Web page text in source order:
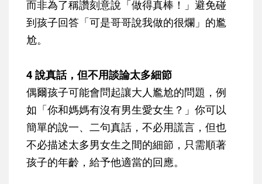
而非為了稱讚刻意說「做得真棒！」避免碰
到孩子回答「可是哥哥說我做的很爛」的尷
尬。
4 說真話，但不用談論太多細節
偶爾孩子可能會問起讓大人尷尬的問題，例
如「你和媽媽有沒有男生愛女生？」你可以
簡單的說一、二句真話，不必用謊言，但也
不必描述太多男女生之間的細節，只需順著
孩子的年齡，給予他適當的回應。